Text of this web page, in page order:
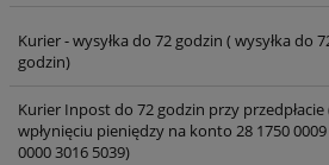
Cena nie zawiera
Kurier - wysyłka do 72 godzin ( wysyłka do
godzin)
Kurier Inpost do 72 godzin przy przedpłacie
wpłynięciu pieniędzy na konto 28 1750 0009
0000 3016 5039)